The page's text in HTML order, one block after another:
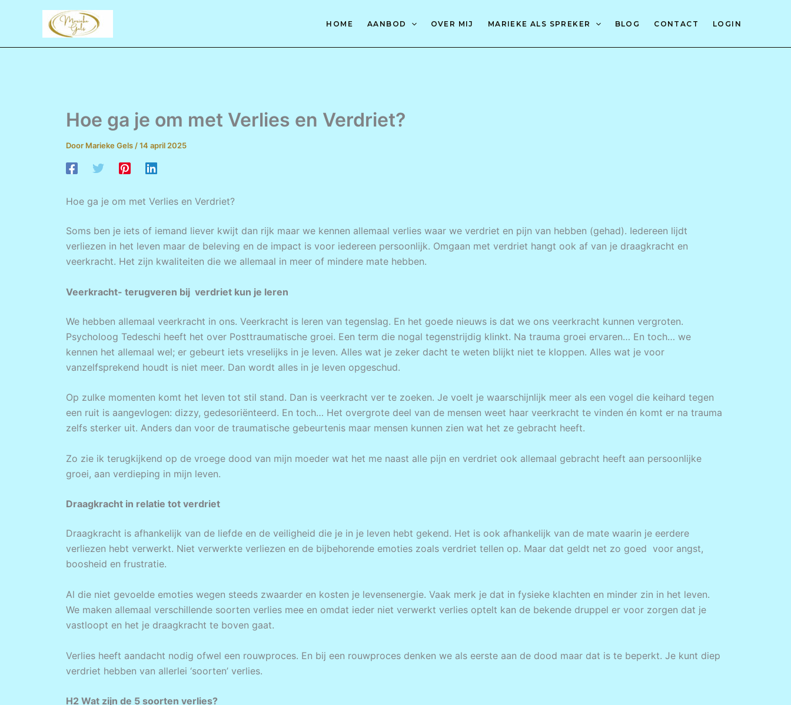
HOME AANBOD OVER MIJ MARIEKE ALS SPREKER BLOG CONTACT LOGIN
Hoe ga je om met Verlies en Verdriet?
Door Marieke Gels /14 april 2025
Hoe ga je om met Verlies en Verdriet?
Soms ben je iets of iemand liever kwijt dan rijk maar we kennen allemaal verlies waar we verdriet en pijn van hebben (gehad). Iedereen lijdt
verliezen in het leven maar de beleving en de impact is voor iedereen persoonlijk. Omgaan met verdriet hangt ook af van je draagkracht en
veerkracht. Het zijn kwaliteiten die we allemaal in meer of mindere mate hebben.
Veerkracht- terugveren bij verdriet kun je leren
We hebben allemaal veerkracht in ons. Veerkracht is leren van tegenslag. En het goede nieuws is dat we ons veerkracht kunnen vergroten.
Psycholoog Tedeschi heeft het over Posttraumatische groei. Een term die nogal tegenstrijdig klinkt. Na trauma groei ervaren… En toch… we
kennen het allemaal wel; er gebeurt iets vreselijks in je leven. Alles wat je zeker dacht te weten blijkt niet te kloppen. Alles wat je voor
vanzelfsprekend houdt is niet meer. Dan wordt alles in je leven opgeschud.
Op zulke momenten komt het leven tot stil stand. Dan is veerkracht ver te zoeken. Je voelt je waarschijnlijk meer als een vogel die keihard tegen
een ruit is aangevlogen: dizzy, gedesoriënteerd. En toch… Het overgrote deel van de mensen weet haar veerkracht te vinden én komt er na trauma
zelfs sterker uit. Anders dan voor de traumatische gebeurtenis maar mensen kunnen zien wat het ze gebracht heeft.
Zo zie ik terugkijkend op de vroege dood van mijn moeder wat het me naast alle pijn en verdriet ook allemaal gebracht heeft aan persoonlijke
groei, aan verdieping in mijn leven.
Draagkracht in relatie tot verdriet
Draagkracht is afhankelijk van de liefde en de veiligheid die je in je leven hebt gekend. Het is ook afhankelijk van de mate waarin je eerdere
verliezen hebt verwerkt. Niet verwerkte verliezen en de bijbehorende emoties zoals verdriet tellen op. Maar dat geldt net zo goed voor angst,
boosheid en frustratie.
Al die niet gevoelde emoties wegen steeds zwaarder en kosten je levensenergie. Vaak merk je dat in fysieke klachten en minder zin in het leven.
We maken allemaal verschillende soorten verlies mee en omdat ieder niet verwerkt verlies optelt kan de bekende druppel er voor zorgen dat je
vastloopt en het je draagkracht te boven gaat.
Verlies heeft aandacht nodig ofwel een rouwproces. En bij een rouwproces denken we als eerste aan de dood maar dat is te beperkt. Je kunt diep
verdriet hebben van allerlei ‘soorten’ verlies.
H2 Wat zijn de 5 soorten verlies?